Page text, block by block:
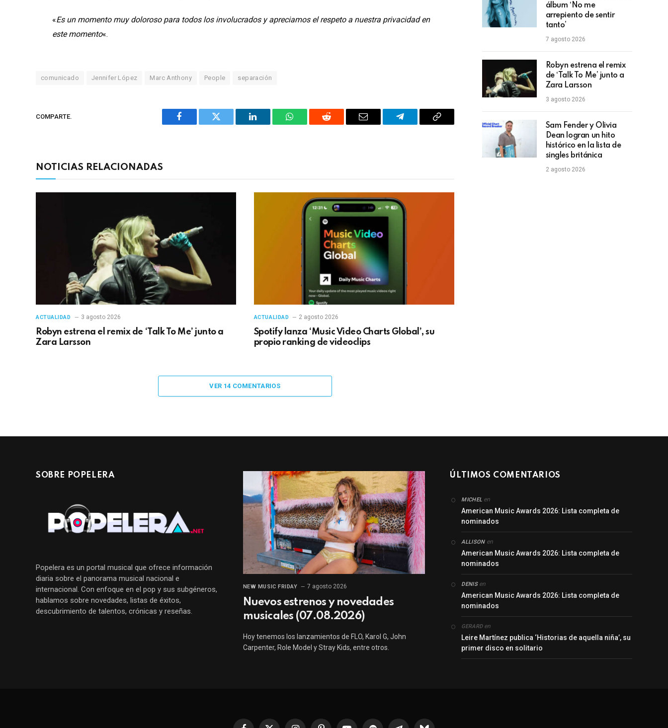
«Es un momento muy doloroso para todos los involucrados y apreciamos el respeto a nuestra privacidad en
este momento«.
comunicado Jennifer López Marc Anthony People separación
COMPARTE.
Facebook Twitter LinkedIn WhatsAppReddit
Correo
TelegramaCopiar
NOTICIAS RELACIONADAS
ACTUALIDAD 3 agosto 2026
Robyn estrena el remix de ‘Talk To Me’ junto a
Zara Larsson
ACTUALIDAD 2 agosto 2026
Spotify lanza ‘Music Video Charts Global’, su
propio ranking de videoclips
VER 14 COMENTARIOS
álbum ‘No me
arrepiento de sentir
tanto’
7 agosto 2026
Robyn estrena el remix
de ‘Talk To Me’ junto a
Zara Larsson
3 agosto 2026
Sam Fender y Olivia
Dean logran un hito
histórico en la lista de
singles británica
2 agosto 2026
SOBRE POPELERA
Popelera es un portal musical que ofrece información
diaria sobre el panorama musical nacional e
internacional. Con enfoque en el pop y sus subgéneros,
hablamos sobre novedades, listas de éxitos,
descubrimiento de talentos, crónicas y reseñas.
NEW MUSIC FRIDAY 7 agosto 2026
Nuevos estrenos y novedades
musicales (07.08.2026)
Hoy tenemos los lanzamientos de FLO, Karol G, John
Carpenter, Role Model y Stray Kids, entre otros.
ÚLTIMOS COMENTARIOS
MICHEL en
American Music Awards 2026: Lista completa de
nominados
ALLISONen
American Music Awards 2026: Lista completa de
nominados
DENISen
American Music Awards 2026: Lista completa de
nominados
GERARDen
Leire Martínez publica ‘Historias de aquella niña’, su
primer disco en solitario